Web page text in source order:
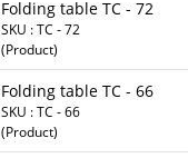
Folding table TC - 72
SKU : TC - 72
(Product)
Folding table TC - 66
SKU : TC - 66
(Product)